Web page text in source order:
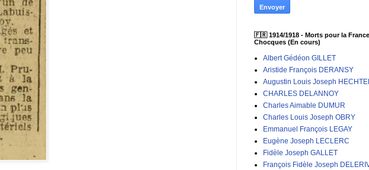
🇫🇷 1914/1918 - Morts pour la
Chocques (En cours)
Albert Gédéon GILLET
Aristide François DERANSY
Augustin Louis Joseph
CHARLES DELANNOY
Charles Aimable DUMUR
Charles Louis Joseph OBRY
Emmanuel François LEGAY
Eugène Joseph LECLERC
Fidèle Joseph GALLET
François Fidèle Joseph